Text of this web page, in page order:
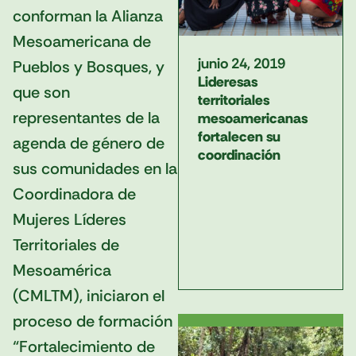
conforman la Alianza
Mesoamericana de
Pueblos y Bosques, y
que son
representantes de la
agenda de género de
sus comunidades en la
Coordinadora de
Mujeres Líderes
Territoriales de
Mesoamérica
(CMLTM), iniciaron el
proceso de formación
“Fortalecimiento de
junio 24, 2019
Lideresas
territoriales
mesoamericanas
fortalecen su
coordinación